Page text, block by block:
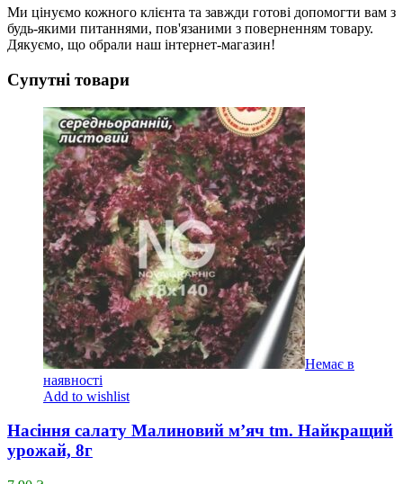
Ми цінуємо кожного клієнта та завжди готові допомогти вам з
будь-якими питаннями, пов'язаними з поверненням товару.
Дякуємо, що обрали наш інтернет-магазин!
Супутні товари
Немає в
наявності
Add to wishlist
Насіння салату Малиновий м’яч tm. Найкращий
урожай, 8г